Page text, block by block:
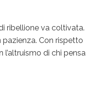
ribellione va coltivata.
pazienza. Con rispetto
l’altruismo di chi pensa